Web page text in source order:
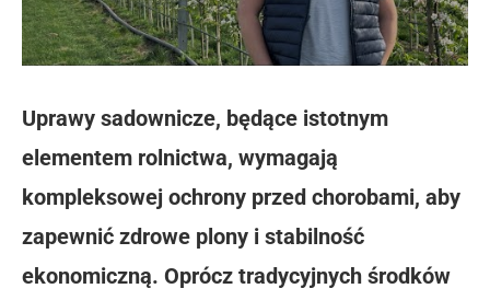
Uprawy sadownicze, będące istotnym
elementem rolnictwa, wymagają
kompleksowej ochrony przed chorobami, aby
zapewnić zdrowe plony i stabilność
ekonomiczną. Oprócz tradycyjnych środków